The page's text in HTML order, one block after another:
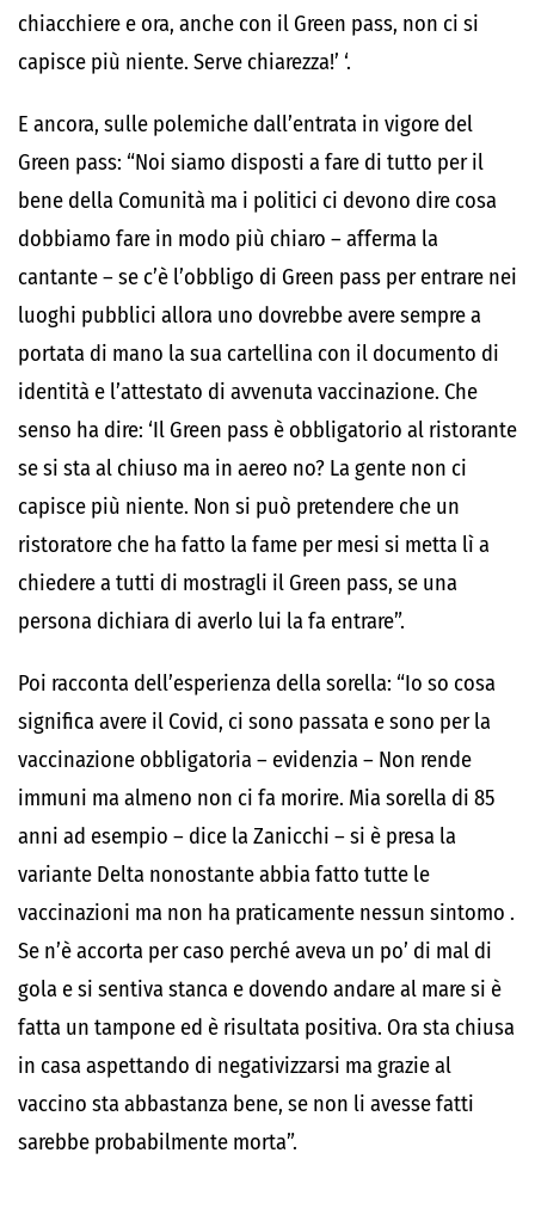
chiacchiere e ora, anche con il Green pass, non ci si
capisce più niente. Serve chiarezza!’ ‘.
E ancora, sulle polemiche dall’entrata in vigore del
Green pass: “Noi siamo disposti a fare di tutto per il
bene della Comunità ma i politici ci devono dire cosa
dobbiamo fare in modo più chiaro – afferma la
cantante – se c’è l’obbligo di Green pass per entrare nei
luoghi pubblici allora uno dovrebbe avere sempre a
portata di mano la sua cartellina con il documento di
identità e l’attestato di avvenuta vaccinazione. Che
senso ha dire: ‘Il Green pass è obbligatorio al ristorante
se si sta al chiuso ma in aereo no? La gente non ci
capisce più niente. Non si può pretendere che un
ristoratore che ha fatto la fame per mesi si metta lì a
chiedere a tutti di mostragli il Green pass, se una
persona dichiara di averlo lui la fa entrare”.
Poi racconta dell’esperienza della sorella: “Io so cosa
significa avere il Covid, ci sono passata e sono per la
vaccinazione obbligatoria – evidenzia – Non rende
immuni ma almeno non ci fa morire. Mia sorella di 85
anni ad esempio – dice la Zanicchi –si è presa la
variante Delta nonostante abbia fatto tutte le
vaccinazioni ma non ha praticamente nessun sintomo .
Se n’è accorta per caso perché aveva un po’ di mal di
gola e si sentiva stanca e dovendo andare al mare si è
fatta un tampone ed è risultata positiva. Ora sta chiusa
in casa aspettando di negativizzarsi ma grazie al
vaccino sta abbastanza bene, se non li avesse fatti
sarebbe probabilmente morta”.